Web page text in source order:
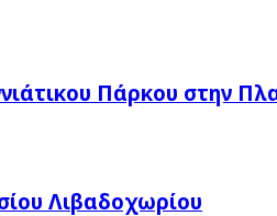
Πάρκου στην
Λιβαδοχωρίου